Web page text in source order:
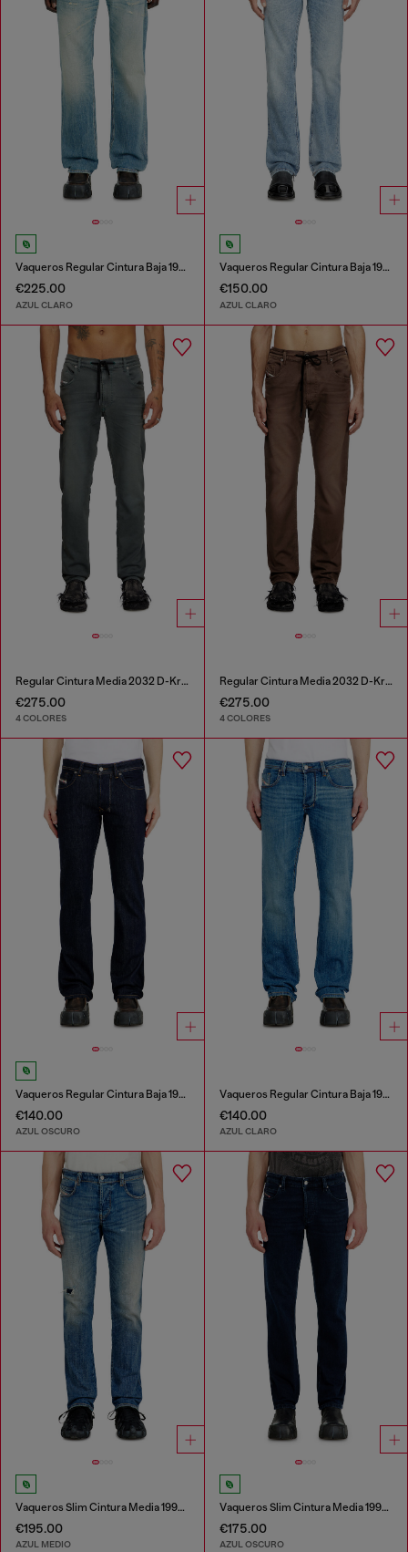
Vaqueros Regular Cintura Baja 1985 Larkee
€225.00
AZUL CLARO
Vaqueros Regular Cintura Baja 1985 Larkee
€150.00
AZUL CLARO
Regular Cintura Media 2032 D-Krooley Joggjeans®
€275.00
4 COLORES
Regular Cintura Media 2032 D-Krooley Joggjeans®
€275.00
4 COLORES
Vaqueros Regular Cintura Baja 1985 Larkee
€140.00
AZUL OSCURO
Vaqueros Regular Cintura Baja 1985 Larkee
€140.00
AZUL CLARO
Vaqueros Slim Cintura Media 1993 D-Vyl
€195.00
AZUL MEDIO
Vaqueros Slim Cintura Media 1993 D-Vyl
€175.00
AZUL OSCURO